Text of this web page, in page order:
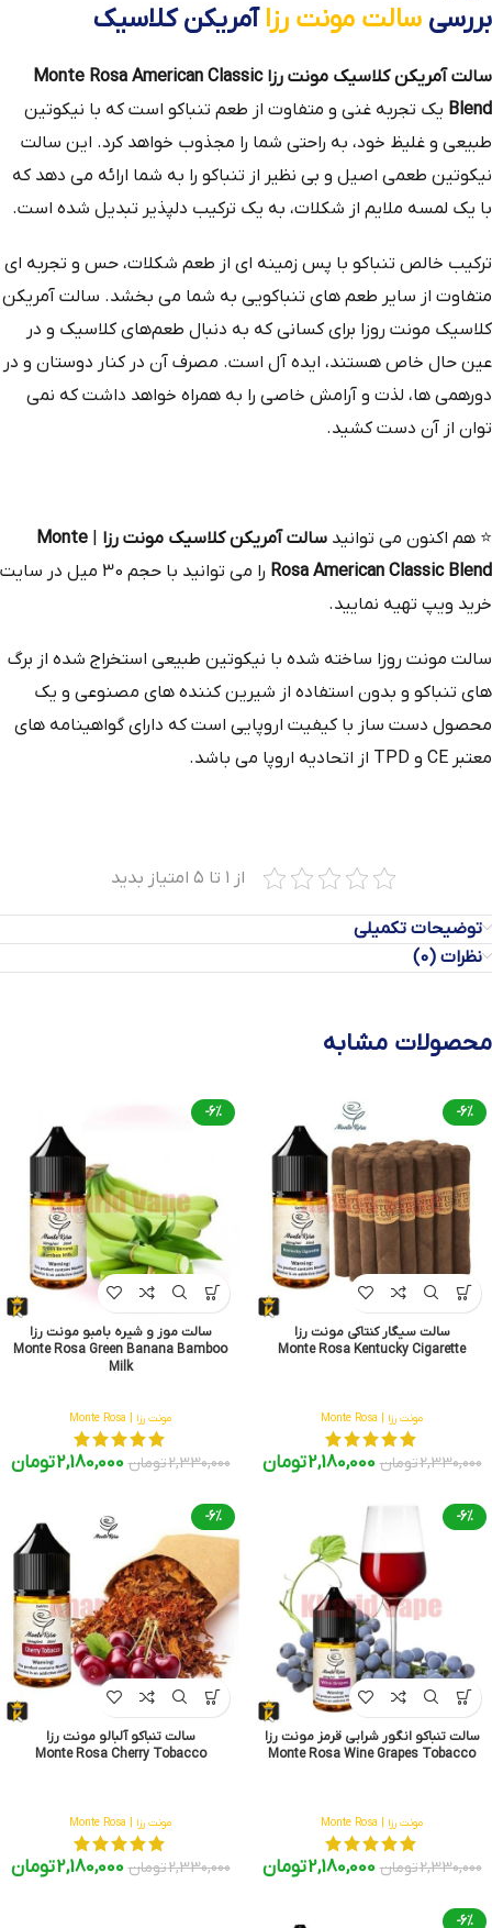
بررسی سالت مونت رزاآمریکن کلاسیک
سالت آمریکن کلاسیک مونت رزا Monte Rosa American Classic
Blend یک تجربه غنی و متفاوت از طعم تنباکو است که با نیکوتین
طبیعی و غلیظ خود، به راحتی شما را مجذوب خواهد کرد. این سالت
نیکوتین طعمی اصیل و بی‌ نظیر از تنباکو را به شما ارائه می‌ دهد که
با یک لمسه ملایم از شکلات، به یک ترکیب دلپذیر تبدیل شده است.
ترکیب خالص تنباکو با پس‌ زمینه‌ ای از طعم شکلات، حس و تجربه‌ ای
متفاوت از سایر طعم‌ های تنباکویی به شما می‌ بخشد. سالت آمریکن
کلاسیک مونت روزا برای کسانی که به دنبال طعم‌های کلاسیک و در
عین حال خاص هستند، ایده‌ آل است. مصرف آن در کنار دوستان و در
دورهمی‌ ها، لذت و آرامش خاصی را به همراه خواهد داشت که نمی‌
توان از آن دست کشید.
⭐ هم‌ اکنون می‌ توانید سالت آمریکن کلاسیک مونت رزا
Monte
Rosa American Classic Blend
را می توانید با حجم 30 میل در سایت
خرید ویپ تهیه نمایید.
سالت مونت روزا ساخته شده با نیکوتین طبیعی استخراج‌ شده از برگ‌
های تنباکو و بدون استفاده از شیرین‌ کننده‌ های مصنوعی و یک
محصول دست‌ ساز با کیفیت اروپایی است که دارای گواهینامه‌ های
معتبر CE و TPD از اتحادیه اروپا می باشد.
از ۱ تا ۵ امتیاز بدید
توضیحات تکمیلی
نظرات (0)
محصولات مشابه
-6%
سالت سیگار کنتاکی مونت رزا
Monte Rosa Kentucky Cigarette
مونت رزا | Monte Rosa
2,330,000تومان 2,180,000تومان
-6%
سالت موز و شیره بامبو مونت رزا
Monte Rosa Green Banana Bamboo
Milk
مونت رزا | Monte Rosa
2,330,000تومان 2,180,000تومان
-6%
سالت تنباکو انگور شرابی قرمز مونت رزا
Monte Rosa Wine Grapes Tobacco
مونت رزا | Monte Rosa
2,330,000تومان 2,180,000تومان
-6%
سالت تنباکو آلبالو مونت رزا
Monte Rosa Cherry Tobacco
مونت رزا | Monte Rosa
2,330,000تومان 2,180,000تومان
-6%